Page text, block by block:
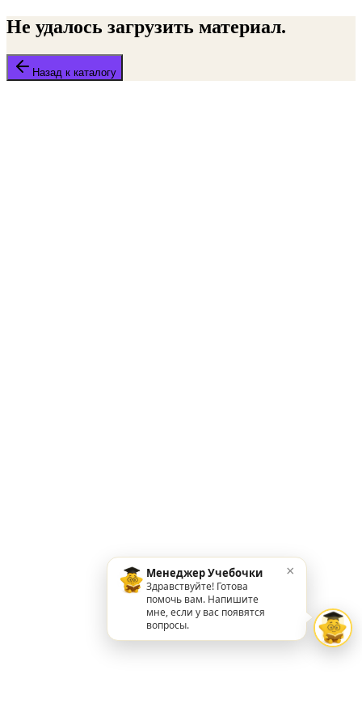
Не удалось загрузить материал.
Назад к каталогу
Менеджер Учебочки
Здравствуйте! Готова
помочь вам. Напишите
мне, если у вас появятся
вопросы.
×